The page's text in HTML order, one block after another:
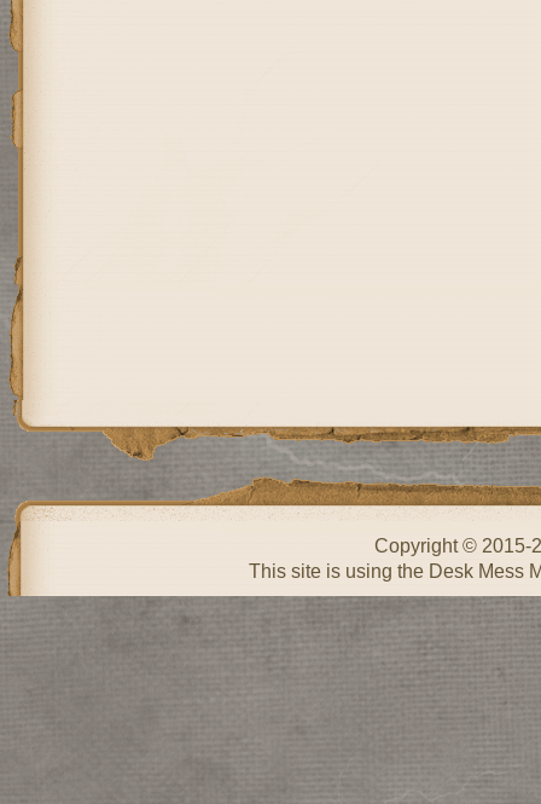
Copyright © 2015-
This site is using the Desk Mess